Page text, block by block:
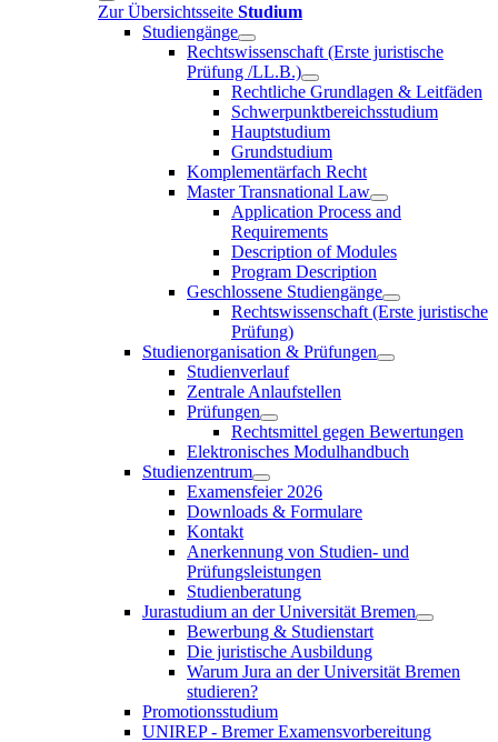
Zur Übersichtsseite Studium
Studiengänge
Rechtswissenschaft (Erste juristische
Prüfung /LL.B.)
Rechtliche Grundlagen & Leitfäden
Schwerpunktbereichsstudium
Hauptstudium
Grundstudium
Komplementärfach Recht
Master Transnational Law
Application Process and
Requirements
Description of Modules
Program Description
Geschlossene Studiengänge
Rechtswissenschaft (Erste juristische
Prüfung)
Studienorganisation & Prüfungen
Studienverlauf
Zentrale Anlaufstellen
Prüfungen
Rechtsmittel gegen Bewertungen
Elektronisches Modulhandbuch
Studienzentrum
Examensfeier 2026
Downloads & Formulare
Kontakt
Anerkennung von Studien- und
Prüfungsleistungen
Studienberatung
Jurastudium an der Universität Bremen
Bewerbung & Studienstart
Die juristische Ausbildung
Warum Jura an der Universität Bremen
studieren?
Promotionsstudium
UNIREP - Bremer Examensvorbereitung